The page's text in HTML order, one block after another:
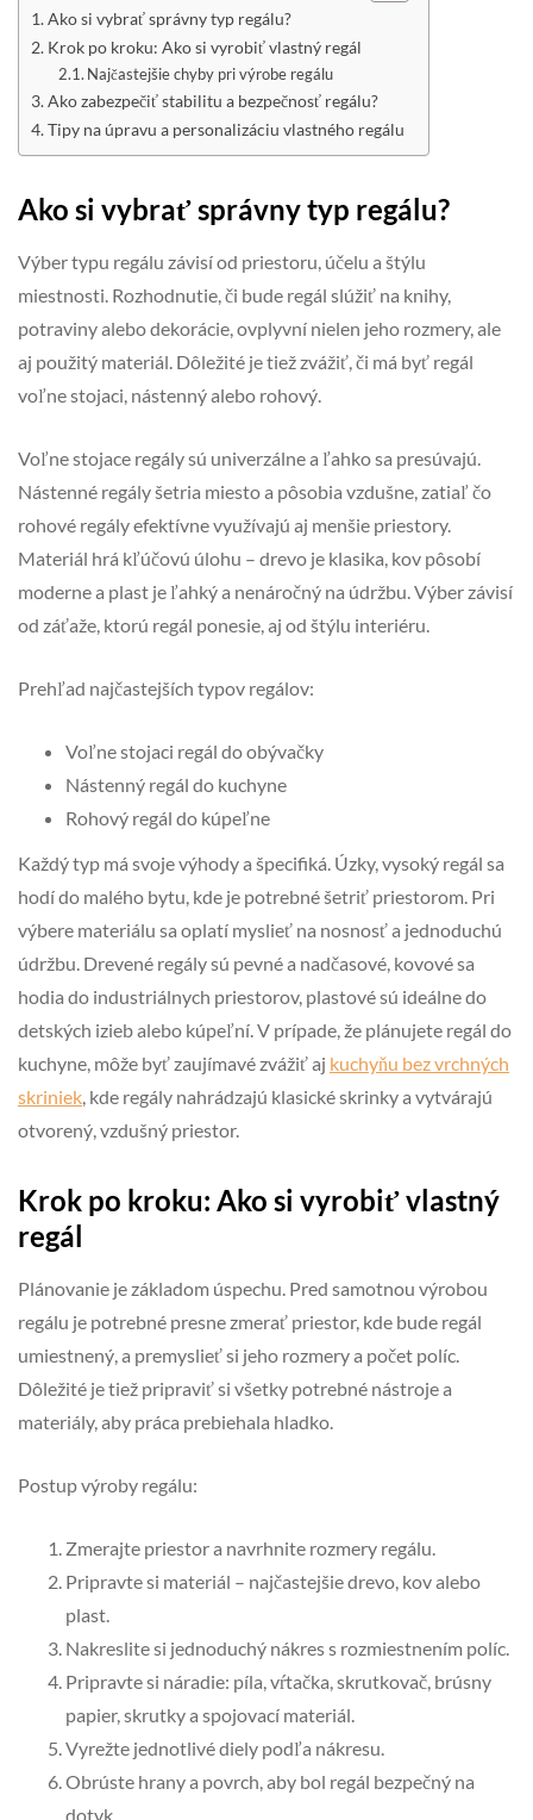
Ako si vybrať správny typ regálu?
Krok po kroku: Ako si vyrobiť vlastný regál
Najčastejšie chyby pri výrobe regálu
Ako zabezpečiť stabilitu a bezpečnosť regálu?
Tipy na úpravu a personalizáciu vlastného regálu
Ako si vybrať správny typ regálu?
Výber typu regálu závisí od priestoru, účelu a štýlu
miestnosti. Rozhodnutie, či bude regál slúžiť na knihy,
potraviny alebo dekorácie, ovplyvní nielen jeho rozmery, ale
aj použitý materiál. Dôležité je tiež zvážiť, či má byť regál
voľne stojaci, nástenný alebo rohový.
Voľne stojace regály sú univerzálne a ľahko sa presúvajú.
Nástenné regály šetria miesto a pôsobia vzdušne, zatiaľ čo
rohové regály efektívne využívajú aj menšie priestory.
Materiál hrá kľúčovú úlohu – drevo je klasika, kov pôsobí
moderne a plast je ľahký a nenáročný na údržbu. Výber závisí
od záťaže, ktorú regál ponesie, aj od štýlu interiéru.
Prehľad najčastejších typov regálov:
Voľne stojaci regál do obývačky
Nástenný regál do kuchyne
Rohový regál do kúpeľne
Každý typ má svoje výhody a špecifiká. Úzky, vysoký regál sa
hodí do malého bytu, kde je potrebné šetriť priestorom. Pri
výbere materiálu sa oplatí myslieť na nosnosť a jednoduchú
údržbu. Drevené regály sú pevné a nadčasové, kovové sa
hodia do industriálnych priestorov, plastové sú ideálne do
detských izieb alebo kúpeľní. V prípade, že plánujete regál do
kuchyne, môže byť zaujímavé zvážiť aj kuchyňu bez vrchných
skriniek, kde regály nahrádzajú klasické skrinky a vytvárajú
otvorený, vzdušný priestor.
Krok po kroku: Ako si vyrobiť vlastný
regál
Plánovanie je základom úspechu. Pred samotnou výrobou
regálu je potrebné presne zmerať priestor, kde bude regál
umiestnený, a premyslieť si jeho rozmery a počet políc.
Dôležité je tiež pripraviť si všetky potrebné nástroje a
materiály, aby práca prebiehala hladko.
Postup výroby regálu:
Zmerajte priestor a navrhnite rozmery regálu.
Pripravte si materiál – najčastejšie drevo, kov alebo
plast.
Nakreslite si jednoduchý nákres s rozmiestnením políc.
Pripravte si náradie: píla, vŕtačka, skrutkovač, brúsny
papier, skrutky a spojovací materiál.
Vyrežte jednotlivé diely podľa nákresu.
Obrúste hrany a povrch, aby bol regál bezpečný na
dotyk.